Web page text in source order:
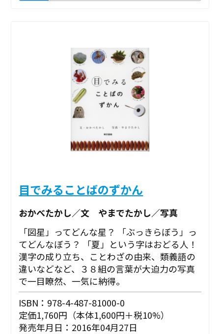
目でみることばのずかん
おかべたかし／文 やまでたかし／写真
「図星」ってどんな星？ 「ぶっきらぼう」っ
てどんなぼう？ 「夏」という字はおどる人！
漢字の成り立ち、ことわざの由来、類義語の
違いなどなど、３８組の言葉が大迫力の写真
で一目瞭然、一気に納得。
ISBN：978-4-487-81000-0
定価1,760円（本体1,600円＋税10%）
発売年月日：2016年04月27日